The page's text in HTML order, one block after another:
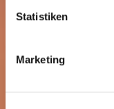
Statistiken
Marketing